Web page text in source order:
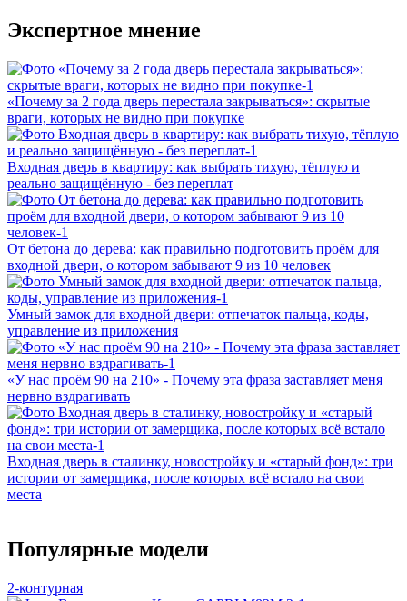
Экспертное мнение
«Почему за 2 года дверь перестала закрываться»: скрытые
враги, которых не видно при покупке
Входная дверь в квартиру: как выбрать тихую, тёплую и
реально защищённую - без переплат
От бетона до дерева: как правильно подготовить проём для
входной двери, о котором забывают 9 из 10 человек
Умный замок для входной двери: отпечаток пальца, коды,
управление из приложения
«У нас проём 90 на 210» - Почему эта фраза заставляет меня
нервно вздрагивать
Входная дверь в сталинку, новостройку и «старый фонд»: три
истории от замерщика, после которых всё встало на свои
места
Популярные модели
2-контурная